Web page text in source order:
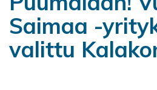
Saimaa -
valittu